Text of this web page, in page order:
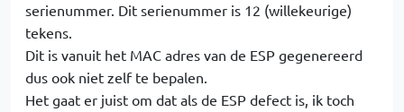
serienummer. Dit serienummer is 12 (willekeurige)
tekens.
Dit is vanuit het MAC adres van de ESP gegenereerd
dus ook niet zelf te bepalen.
Het gaat er juist om dat als de ESP defect is, ik toch